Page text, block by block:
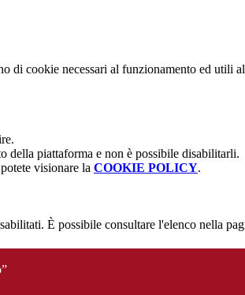
di cookie necessari al funzionamento ed utili
della piattaforma e non è possibile disabilitarli.
visionare la COOKIE POLICY.
È possibile consultare l'elenco nella